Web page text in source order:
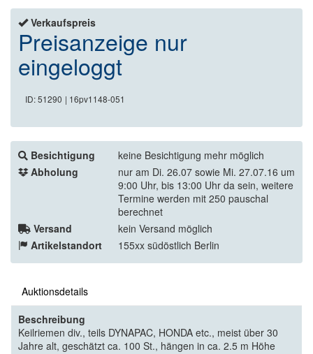
Verkaufspreis
Preisanzeige nur
eingeloggt
ID: 51290 | 16pv1148-051
Besichtigung
keine Besichtigung mehr möglich
Abholung
nur am Di. 26.07 sowie Mi. 27.07.16 um
9:00 Uhr, bis 13:00 Uhr da sein, weitere
Termine werden mit 250 pauschal
berechnet
Versand
kein Versand möglich
Artikelstandort
155xx südöstlich Berlin
Auktionsdetails
Beschreibung
Keilriemen div., teils DYNAPAC, HONDA etc., meist über 30
Jahre alt, geschätzt ca. 100 St., hängen in ca. 2.5 m Höhe